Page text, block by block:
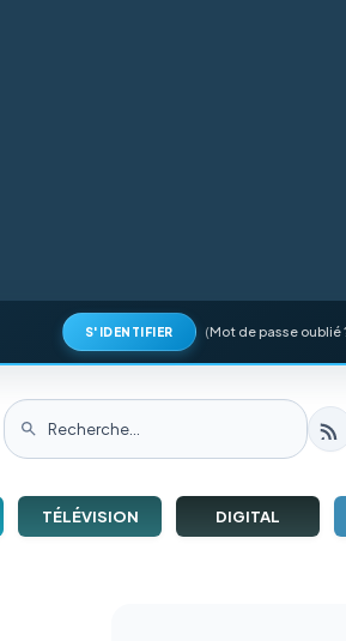
S'IDENTIFIER (Mot de passe oublié
TÉLÉVISION DIGITAL